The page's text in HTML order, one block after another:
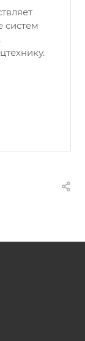
систем